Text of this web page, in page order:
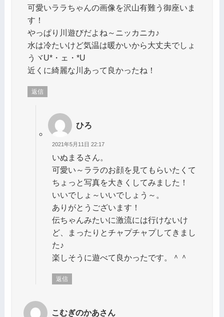
可愛いララちゃんの画像を沢山有難う御座いま
す！
やっぱり川遊びだよね～ニッカニカ♪
水は冷たいけど気温は暖かいから大丈夫でしょ
うヾU*・ェ・*Uゝ
近くに綺麗な川あって良かったね！
返信
ひろ
2021年5月11日 22:17
いぬまるさん。
可愛い～ララのお顔を見てもらいたくて
ちょっと写真を大きくしてみました！
いいでしょ～いいでしょう～。
ありがとうございます！
伝ちゃんみたいに激流には行けないけ
ど、まったりとチャプチャプしてきまし
た♪
楽しそうに遊べて良かったです。＾＾
返信
こむぎのかあさん